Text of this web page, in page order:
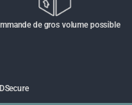
de gros volume possible